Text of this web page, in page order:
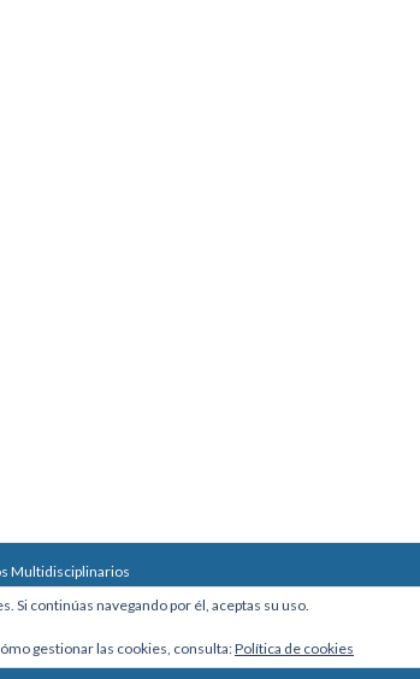
Multidisciplinarios
Av. Arce, Edificio Arcadia, Mezzanine, Of. 101 - La Paz, Bolivia
+591 73027636
Themes.
Si continúas navegando por él, aceptas su uso.
gestionar las cookies, consulta:Política de cookies